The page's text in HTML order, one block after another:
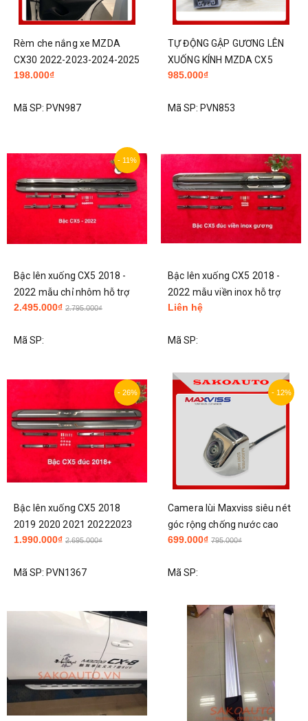
Rèm che nắng xe MZDA
CX30 2022-2023-2024-2025
bộ gồm 4 tấm
198.000₫
Mã SP: PVN987
TỰ ĐỘNG GẬP GƯƠNG LÊN
XUỐNG KÍNH MZDA CX5
2018 - 2020, MZDA 3 2016
cao cấp
985.000₫
Mã SP: PVN853
- 11%
Bậc lên xuống CX5 2018 -
2022 mẫu chỉ nhôm hỗ trợ
lắp đặt tại HN
2.495.000₫ 2.795.000₫
Mã SP:
Bậc lên xuống CX5 2018 -
2022 mẫu viền inox hỗ trợ
lắp đặt tại HN
Liên hệ
Mã SP:
- 26%
Bậc lên xuống CX5 2018
2019 2020 2021 20222023
2024 2025 2026 cao cấp
tại HN
1.990.000₫ 2.695.000₫
Mã SP: PVN1367
- 12%
Camera lùi Maxviss siêu nét
góc rộng chống nước cao
cấp
699.000₫ 795.000₫
Mã SP: